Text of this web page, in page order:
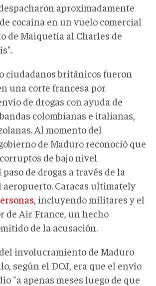
aproximadamente
cocaína en un vuelo comercial
de Maiquetía al Charles de
ciudadanos británicos fueron
una corte francesa por
de drogas con ayuda de
colombianas e italianas,
Al momento del
de Maduro reconoció que
de bajo nivel
de drogas a través de la
aeropuerto. Caracas ultimately
, incluyendo militares y el
de Air France, un hecho
de la acusación.
involucramiento de Maduro
según el DOJ, era que el envío
"a apenas meses luego de que